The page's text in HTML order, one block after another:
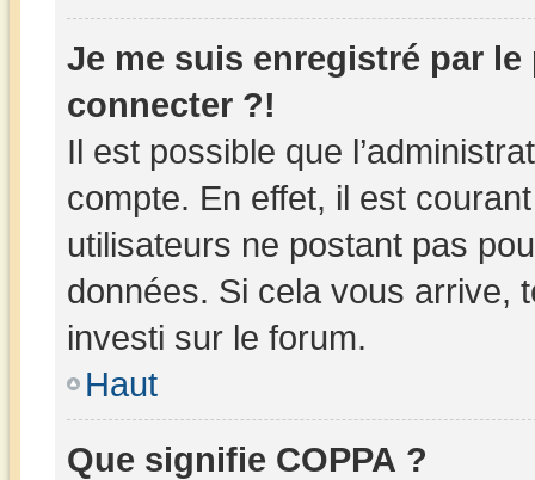
Je me suis enregistré par
connecter ?!
Il est possible que
compte. En effet, il est
utilisateurs ne postant pas
données. Si cela vous arrive,
investi sur le forum.
Haut
Que signifie COPPA ?